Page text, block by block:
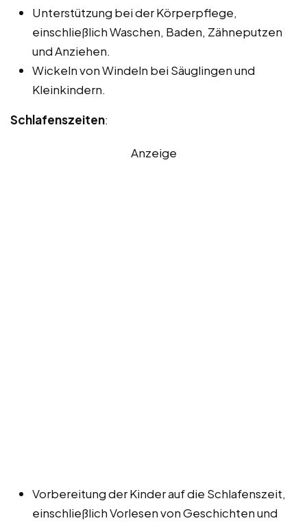
Unterstützung bei der Körperpflege,
einschließlich Waschen, Baden, Zähneputzen
und Anziehen.
Wickeln von Windeln bei Säuglingen und
Kleinkindern.
Schlafenszeiten:
Anzeige
Vorbereitung der Kinder auf die Schlafenszeit,
einschließlich Vorlesen von Geschichten und